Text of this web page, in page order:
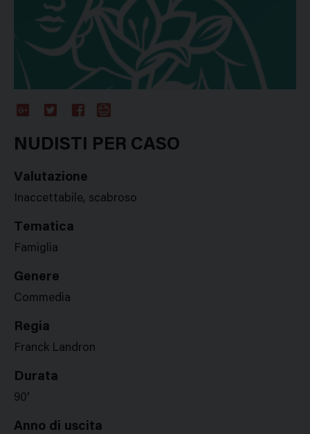
Plus
NUDISTI PER CASO
Valutazione
Inaccettabile, scabroso
Tematica
Famiglia
Genere
Commedia
Regia
Franck Landron
Durata
90'
Anno di uscita